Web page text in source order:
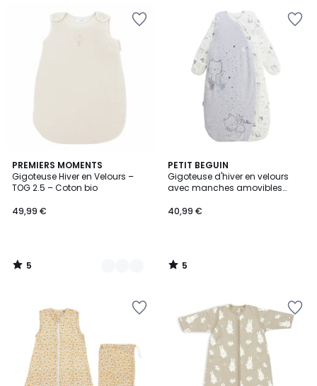
PREMIERS MOMENTS
Gigoteuse Hiver en Velours –
TOG 2.5 – Coton bio
49,99 €
5
/
5
8
Couleurs
5
/
PETIT BEGUIN
Gigoteuse d'hiver en velours
avec manches amovibles
40,99 €
5
/
5
5
/